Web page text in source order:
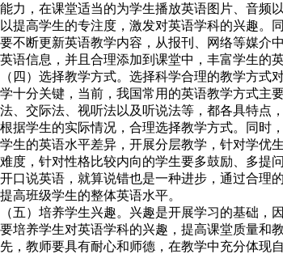
能力，在课堂适当的为学生播放英语图片、音频
以提高学生的专注度，激发对英语学科的兴趣。
要不断更新英语教学内容，从报刊、网络等媒介
英语信息，并且合理添加到课堂中，丰富学生的英
（四）选择教学方式。选择科学合理的教学方式
学十分关键，当前，我国常用的英语教学方式主
法、交际法、视听法以及听说法等，都各具特点
根据学生的实际情况，合理选择教学方式。同时
学生的英语水平差异，开展分层教学，针对学优
难度，针对性格比较内向的学生要多鼓励、多提
开口说英语，就算说错也是一种进步，通过合理
提高班级学生的整体英语水平。
（五）培养学生兴趣。兴趣是开展学习的基础，
要培养学生对英语学科的兴趣，提高课堂质量和
先，教师要具有耐心和师德，在教学中充分体现